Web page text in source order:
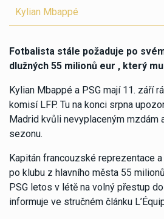
Kylian Mbappé
Fotbalista stále požaduje po
dlužných 55 milionů eur , který
Kylian Mbappé a PSG mají 11. září
komisí LFP. Tu na konci srpna
Madrid kvůli nevyplaceným mzdám
sezonu.
Kapitán francouzské reprezentace
po klubu z hlavního města 55
PSG letos v létě na volný přestup
informuje ve stručném článku